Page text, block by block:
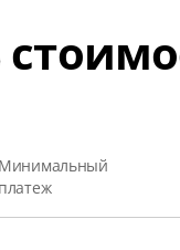
Минимальный
платеж